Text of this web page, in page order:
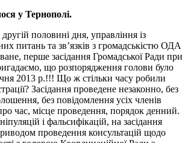
у Тернополі.
половині дня, управління із
питань та зв’язків з громадськістю ОДА
перше засідання Громадської Ради при
що розпорядження голови було
2013 р.!!! Що ж стільки часу робили
Засідання проведене незаконно, без
без повідомлення усіх членів
час, місце проведення, порядок денний.
і фальсифікацій, на засідання
проведення консультацій щодо